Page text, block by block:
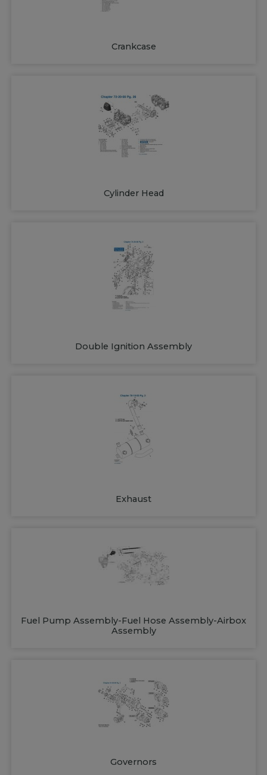
Crankcase
Cylinder Head
Double Ignition Assembly
Exhaust
Fuel Pump Assembly-Fuel Hose Assembly-Airbox
Assembly
Governors